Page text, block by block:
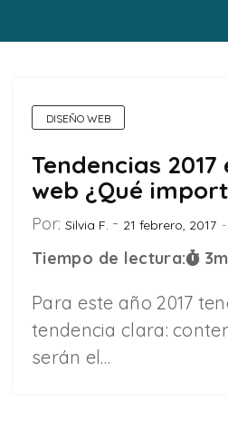
DISEÑO WEB
Tendencias 2017
web ¿Qué
Por: Silvia F. 21 febrero, 2017
Tiempo de lectura: 3
Para este año 2017
tendencia clara:
serán el…